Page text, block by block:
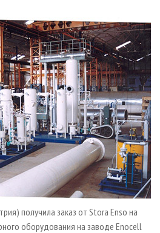
получила заказ от Stora Enso на
оборудования на заводе Enocell